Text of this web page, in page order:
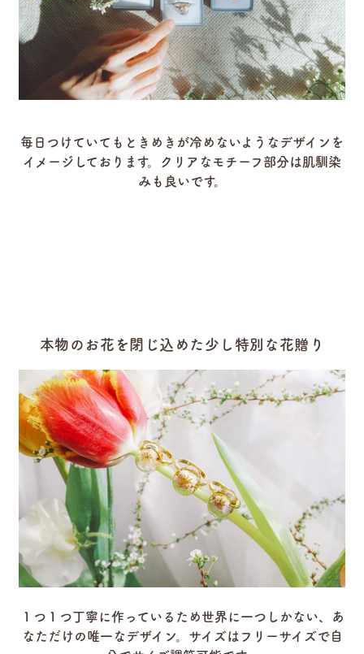
毎日つけていてもときめきが冷めないようなデザインを
イメージしております。
クリアなモチーフ部分は肌馴染
みも良いです。
本物のお花を閉じ込めた少し特別な花贈り
１つ１つ丁寧に作っているため世界に一つしかない、あ
なただけの唯一なデザイン。 サイズはフリーサイズで自